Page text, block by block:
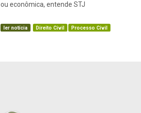
ou econômica, entende STJ
ler notícia Direito Civil Processo Civil